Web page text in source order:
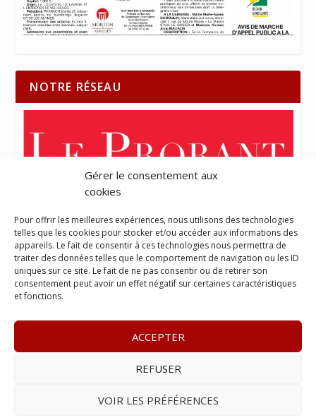
Gérer le consentement aux
cookies
Pour offrir les meilleures expériences, nous utilisons des technologies
telles que les cookies pour stocker et/ou accéder aux informations des
appareils. Le fait de consentir à ces technologies nous permettra de
traiter des données telles que le comportement de navigation ou les ID
uniques sur ce site. Le fait de ne pas consentir ou de retirer son
consentement peut avoir un effet négatif sur certaines caractéristiques
et fonctions.
ACCEPTER
REFUSER
VOIR LES PRÉFÉRENCES
NOTRE RÉSEAU
– www.lapostille.fr –
– E-mail :contact@lapostille.fr–